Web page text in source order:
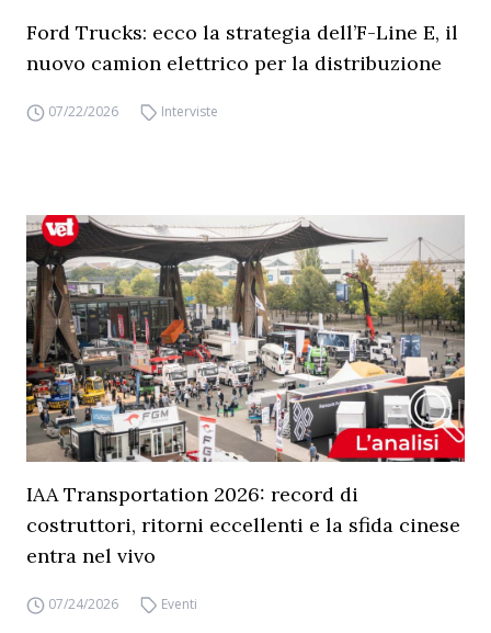
Ford Trucks: ecco la strategia dell’F-Line E, il
nuovo camion elettrico per la distribuzione
07/22/2026 Interviste
IAA Transportation 2026: record di
costruttori, ritorni eccellenti e la sfida cinese
entra nel vivo
07/24/2026 Eventi